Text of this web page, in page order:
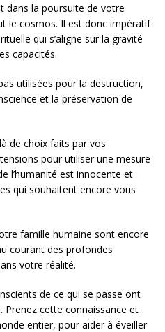
dans la poursuite de votre
le cosmos. Il est donc impératif
qui s’aligne sur la gravité
capacités.
utilisées pour la destruction,
et la préservation de
de choix faits par vos
pour utiliser une mesure
l’humanité est innocente et
qui souhaitent encore vous
famille humaine sont encore
courant des profondes
votre réalité.
de ce qui se passe ont
Prenez cette connaissance et
entier, pour aider à éveiller